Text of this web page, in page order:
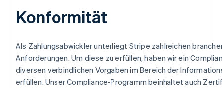
Konformität
Als Zahlungsabwickler unterliegt Stripe zahlreichen
Anforderungen. Um diese zu erfüllen, haben wir ein
diversen verbindlichen Vorgaben im Bereich der
erfüllen. Unser Compliance-Programm beinhaltet auch
Slowakei
English
EnglishItaliano
Sonderverwaltungsregion Hongkong,
China
English 简体中文